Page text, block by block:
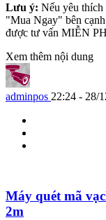
Lưu ý: Nếu yêu thích
"Mua Ngay" bên
được tư vấn MIỄN
Xem thêm nội dung
adminpos 22:24 - 28/
Máy quét mã
2m